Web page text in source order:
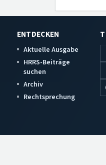
ENTDECKEN
Aktuelle Ausgabe
HRRS-Beiträge
suchen
Archiv
Rechtsprechung